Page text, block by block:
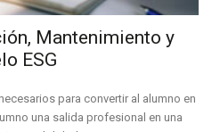
Mantenimiento y
ESG
para convertir al alumno en